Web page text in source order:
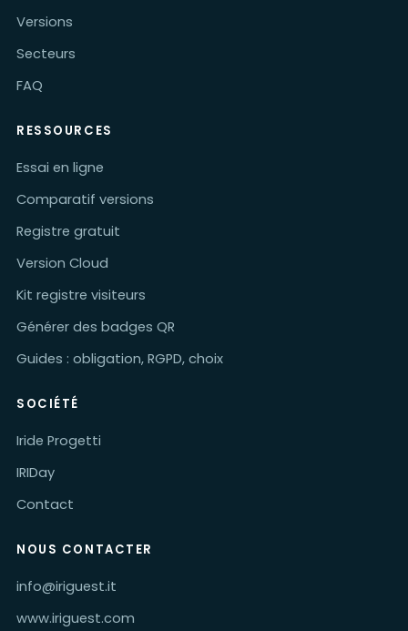
Versions
Secteurs
FAQ
RESSOURCES
Essai en ligne
Comparatif versions
Registre gratuit
Version Cloud
Kit registre visiteurs
Générer des badges QR
Guides : obligation, RGPD, choix
SOCIÉTÉ
Iride Progetti
IRIDay
Contact
NOUS CONTACTER
info@iriguest.it
www.iriguest.com